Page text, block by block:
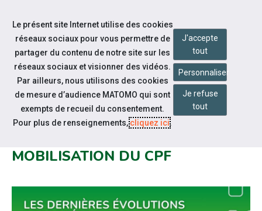
Aller au contenu
Notre actualité
TOUT SAVOIR SUR LES
MOBILISATION DU CPF
Le présent site Internet utilise des cookies
réseaux sociaux pour vous permettre de
partager du contenu de notre site sur les
réseaux sociaux et visionner des vidéos.
Par ailleurs, nous utilisons des cookies
de mesure d’audience MATOMO qui sont
exempts de recueil du consentement.
Pour plus de renseignements,cliquez ici.
J'accepte
tout
Personnaliser
Je refuse
tout